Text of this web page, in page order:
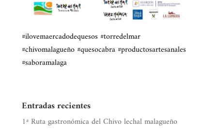
#ilovemaercadodequesos #torredelmar
#chivomalagueño#quesocabra#productosartesanales
#saboramalaga
Entradas recientes
1ª Ruta gastronómica del Chivo lechal malagueño